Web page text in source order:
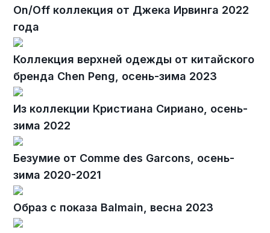
On/Off коллекция от Джека Ирвинга 2022
года
Коллекция верхней одежды от китайского
бренда Chen Peng, осень-зима 2023
Из коллекции Кристиана Сириано, осень-
зима 2022
Безумие от Comme des Garcons, осень-
зима 2020-2021
Образ с показа Balmain, весна 2023